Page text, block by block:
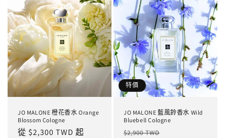
JO MALONE 橙花香水 Orange
Blossom Cologne
定
從 $2,300 TWD 起
特價
JO MALONE 藍風鈴香水 Wild
Bluebell Cologne
定
$2,900 TWD